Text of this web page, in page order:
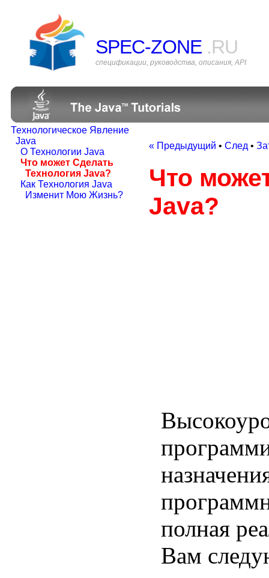
SPEC-ZONE .RU
спецификации, руководства, описания, API
Технологическое Явление
Java
О Технологии Java
Что может Сделать
Технология Java?
Как Технология Java
Изменит Мою Жизнь?
« Предыдущий • След •
Что
Java?
полная
Вам